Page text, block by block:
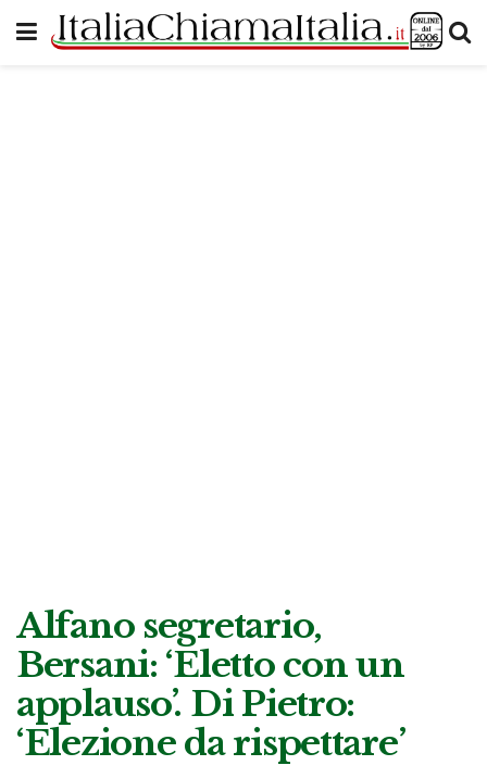
Alfano segretario,
Bersani: ‘Eletto con un
applauso’. Di Pietro:
‘Elezione da rispettare’